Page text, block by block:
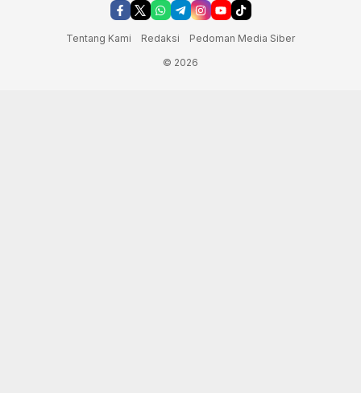
Tentang Kami Redaksi
Pedoman Media Siber
© 2026